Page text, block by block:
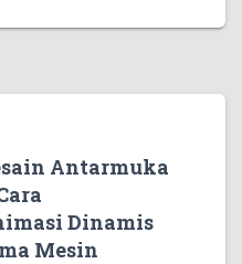
Antarmuka
Dinamis
Mesin